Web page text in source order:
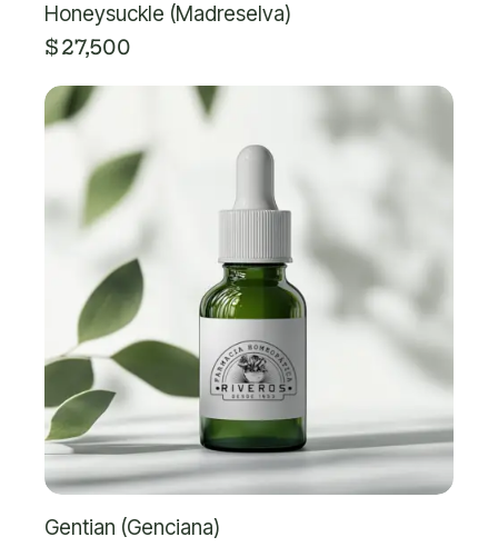
Honeysuckle (Madreselva)
$27,500
Gentian (Genciana)